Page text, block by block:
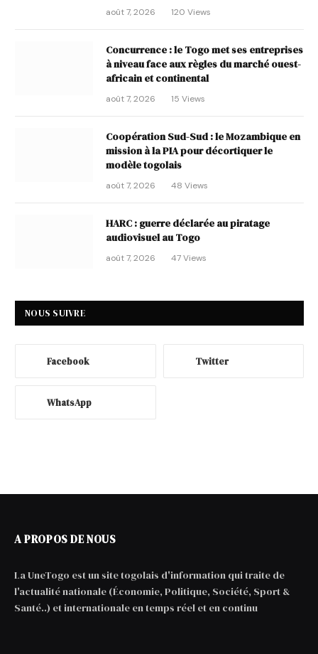
août 7, 2026 120 Views
Concurrence : le Togo met ses entreprises
à niveau face aux règles du marché ouest-
africain et continental
août 7, 2026 15 Views
Coopération Sud-Sud : le Mozambique en
mission à la PIA pour décortiquer le
modèle togolais
août 7, 2026 48 Views
HARC : guerre déclarée au piratage
audiovisuel au Togo
août 7, 2026 47Views
NOUS SUIVRE
Facebook Twitter
WhatsApp
A PROPOS DE NOUS
La UneTogo est un site togolais d'information qui traite de
l'actualité nationale (Économie, Politique, Société, Sport &
Santé..) et internationale en temps réel et en continu